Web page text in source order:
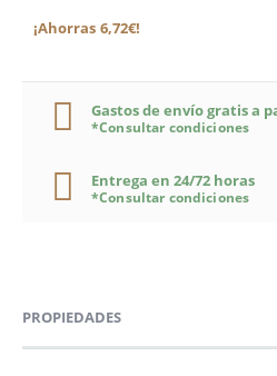
¡Ahorras 6,72€!
Gastos de envío gratis a
*Consultar condiciones
Entrega en 24/72 horas
*Consultar condiciones
PROPIEDADES